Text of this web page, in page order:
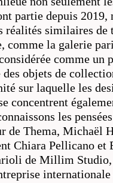
partie depuis 2019,
réalités similaires de
comme la galerie
comme un
des objets de
sur laquelle les
concentrent
les
de Thema, Michaël
Chiara Pellicano et
de Millim Studio,
internationale